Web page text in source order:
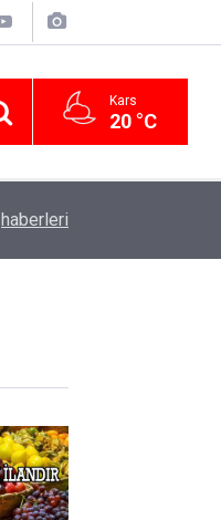
Kars
20 °C
oldu: Hedef coğrafi işaret
haberleri